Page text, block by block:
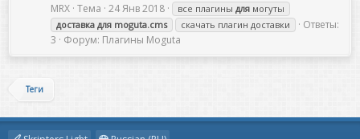
MRX Тема 24 Янв 2018 все плагины для могуты
доставка для moguta.cms скачать плагин доставки
Ответы:
3
Форум: Плагины Moguta
Теги